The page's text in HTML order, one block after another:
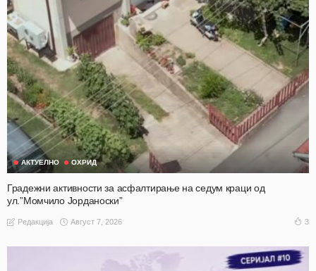
АКТУЕЛНО ОХРИД
Градежни активности за асфалтирање на седум краци од
ул.”Момчило Јорданоски”
Редакција Август 7, 2026 3